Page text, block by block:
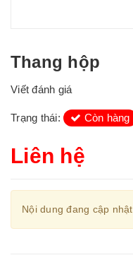
Thang hộp
Viết đánh giá
Trạng thái: Còn hàng
Liên hệ
Nội dung đang cập nhật